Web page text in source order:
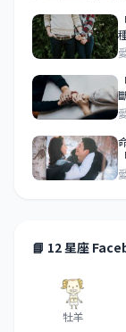
📘 12 星座
牡羊